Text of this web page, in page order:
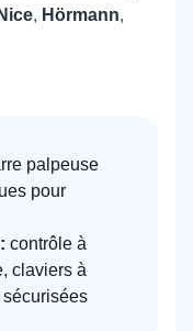
Nice, Hörmann,
palpeuse
pour
contrôle à
claviers à